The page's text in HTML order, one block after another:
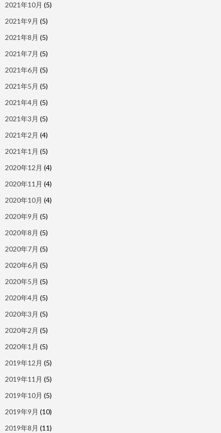
2021年10月 (5)
2021年9月 (5)
2021年8月 (5)
2021年7月 (5)
2021年6月 (5)
2021年5月 (5)
2021年4月 (5)
2021年3月 (5)
2021年2月 (4)
2021年1月 (5)
2020年12月 (4)
2020年11月 (4)
2020年10月 (4)
2020年9月 (5)
2020年8月 (5)
2020年7月 (5)
2020年6月 (5)
2020年5月 (5)
2020年4月 (5)
2020年3月 (5)
2020年2月 (5)
2020年1月 (5)
2019年12月 (5)
2019年11月 (5)
2019年10月 (5)
2019年9月 (10)
2019年8月 (11)